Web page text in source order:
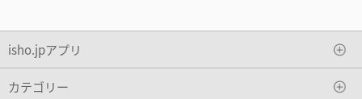
isho.jpアプリ
カテゴリー